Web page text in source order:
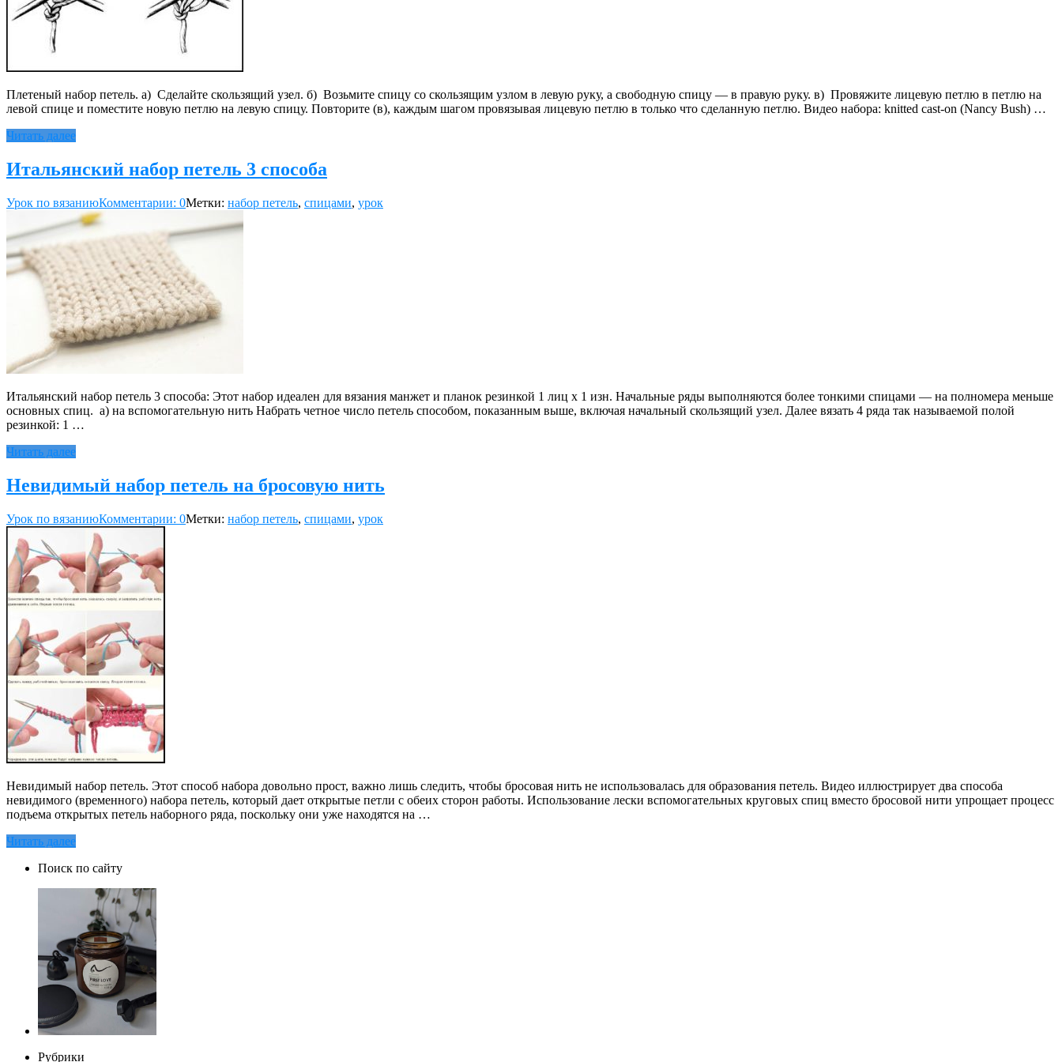
Плетеный набор петель. а) Сделайте скользящий узел. б) Возьмите спицу со скользящим узлом в левую руку, а свободную спицу — в правую руку. в) Провяжите лицевую петлю в петлю на
левой спице и поместите новую петлю на левую спицу. Повторите (в), каждым шагом провязывая лицевую петлю в только что сделанную петлю. Видео набора: knitted cast-on (Nancy Bush) …
Читать далее
Итальянский набор петель 3 способа
Урок по вязаниюКомментарии: 0Метки: набор петель, спицами, урок
Итальянский набор петель 3 способа: Этот набор идеален для вязания манжет и планок резинкой 1 лиц х 1 изн. Начальные ряды выполняются более тонкими спицами — на полномера меньше
основных спиц. а) на вспомогательную нить Набрать четное число петель способом, показанным выше, включая начальный скользящий узел. Далее вязать 4 ряда так называемой полой
резинкой: 1 …
Читать далее
Невидимый набор петель на бросовую нить
Урок по вязаниюКомментарии: 0Метки: набор петель, спицами, урок
Невидимый набор петель. Этот способ набора довольно прост, важно лишь следить, чтобы бросовая нить не использовалась для образования петель. Видео иллюстрирует два способа
невидимого (временного) набора петель, который дает открытые петли с обеих сторон работы. Использование лески вспомогательных круговых спиц вместо бросовой нити упрощает процесс
подъема открытых петель наборного ряда, поскольку они уже находятся на …
Читать далее
Поиск по сайту
Рубрики